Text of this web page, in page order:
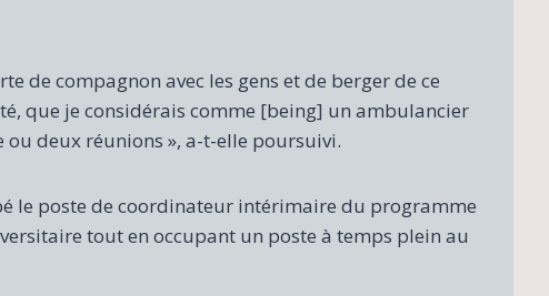
de compagnon avec les gens et de berger de ce
que je considérais comme [being] un ambulancier
deux réunions », a-t-elle poursuivi.
le poste de coordinateur intérimaire du programme
tout en occupant un poste à temps plein au